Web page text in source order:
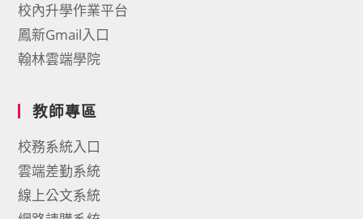
校內升學作業平台
鳳新Gmail入口
翰林雲端學院
教師專區
校務系統入口
雲端差勤系統
線上公文系統